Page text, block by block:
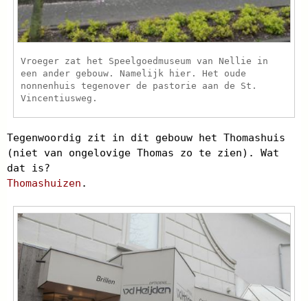
Vroeger zat het Speelgoedmuseum van Nellie in
een ander gebouw. Namelijk hier. Het oude
nonnenhuis tegenover de pastorie aan de St.
Vincentiusweg.
Tegenwoordig zit in dit gebouw het Thomashuis
(niet van ongelovige Thomas zo te zien). Wat
dat is?
Thomashuizen .